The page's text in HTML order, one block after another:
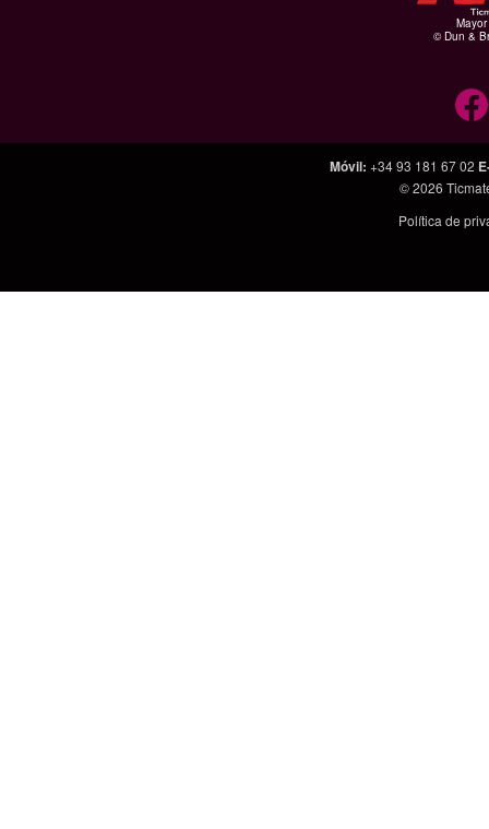
© Dun &
Móvil: +34 93 181 67 02
© 2026
Política de